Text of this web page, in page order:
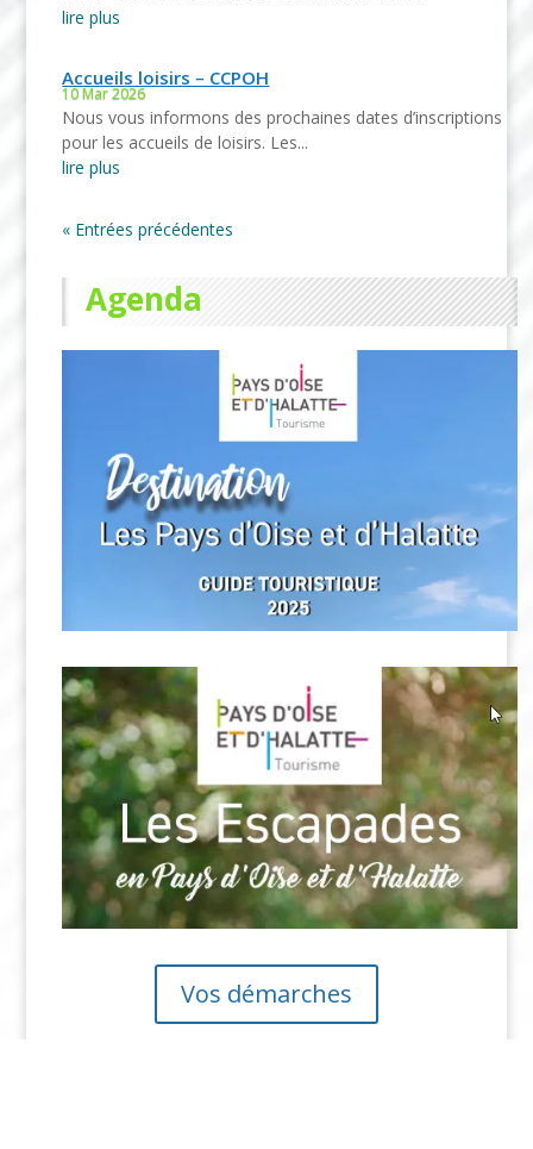
lire plus
Accueils loisirs – CCPOH
10 Mar 2026
Nous vous informons des prochaines dates d’inscriptions
pour les accueils de loisirs. Les...
lire plus
« Entrées précédentes
Agenda
Vos démarches